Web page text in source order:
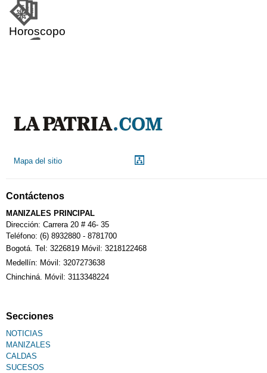
Horoscopo
Calendario Tributario
Sudoku
Fallecimiento
Mapa del sitio
Contáctenos
MANIZALES PRINCIPAL
Dirección: Carrera 20 # 46- 35
Teléfono: (6) 8932880 - 8781700
Bogotá. Tel: 3226819 Móvil: 3218122468
Medellín: Móvil: 3207273638
Chinchiná. Móvil: 3113348224
Secciones
NOTICIAS
MANIZALES
CALDAS
SUCESOS